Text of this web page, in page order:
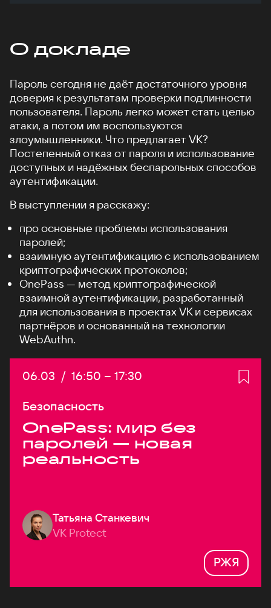
О докладе
Пароль сегодня не даёт достаточного уровня
доверия к результатам проверки подлинности
пользователя. Пароль легко может стать целью
атаки, а потом им воспользуются
злоумышленники. Что предлагает VK?
Постепенный отказ от пароля и использование
доступных и надёжных беспарольных способов
аутентификации.
В выступлении я расскажу:
про основные проблемы использования
паролей;
взаимную аутентификацию с использованием
криптографических протоколов;
OnePass — метод криптографической
взаимной аутентификации, разработанный
для использования в проектах VK и сервисах
партнёров и основанный на технологии
WebAuthn.
Дата:
06.03 / Начало:
16:50 – Конец:
17:30
Безопасность
OnePass: мир без
паролей — новая
реальность
Татьяна Станкевич
VK Protect
РЖЯ